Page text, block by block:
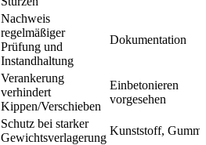
Nachweis
regelmäßiger
Prüfung und
Instandhaltung
Dokumentation
Verankerung
verhindert
Kippen/Verschieben
Einbetonieren
vorgesehen
Schutz bei starker
Gewichtsverlagerung
Kunststoff,